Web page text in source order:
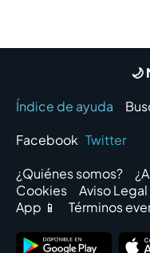
🌙
Índice de ayuda
Facebook Twitter
¿Quiénes somos?
Cookies
Aviso Legal
App 📱
Términos